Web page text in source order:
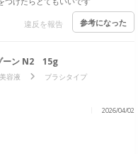
違反を報告 参考になった
ーン N2 15g
容液
ブラシタイプ
2026/04/02